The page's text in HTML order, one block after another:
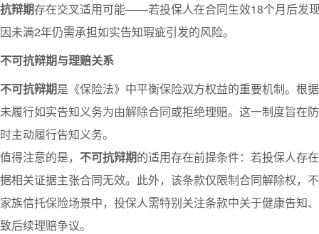
抗辩期存在交叉适用可能——若投保人在合同生效18个月后发
因未满2年仍需承担如实告知瑕疵引发的风险。
不可抗辩期与理赔关系
不可抗辩期是《保险法》中平衡保险双方权益的重要机制。根
未履行如实告知义务为由解除合同或拒绝理赔。这一制度旨在
时主动履行告知义务。
值得注意的是， 不可抗辩期的适用存在前提条件：若投保人存在
据相关证据主张合同无效。此外，该条款仅限制合同解除权，
家族信托保险场景中，投保人需特别关注条款中关于健康告知
致后续理赔争议。